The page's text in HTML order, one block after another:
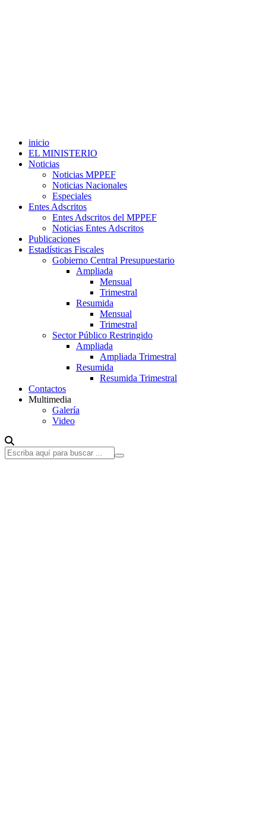
inicio
EL MINISTERIO
Noticias
Noticias MPPEF
Noticias Nacionales
Especiales
Entes Adscritos
Entes Adscritos del MPPEF
Noticias Entes Adscritos
Publicaciones
Estadísticas Fiscales
Gobierno Central Presupuestario
Ampliada
Mensual
Trimestral
Resumida
Mensual
Trimestral
Sector Público Restringido
Ampliada
Ampliada Trimestral
Resumida
Resumida Trimestral
Contactos
Multimedia
Galería
Video